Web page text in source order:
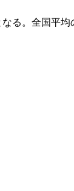
る。全国平均